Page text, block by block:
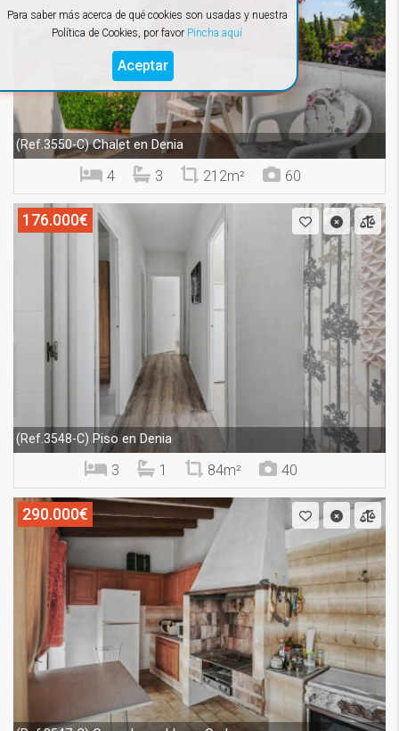
Para saber más acerca de qué cookies son usadas y nuestra
Política de Cookies, por favor Pincha aquí
Aceptar
(Ref.3550-C)Chalet en Denia
4 3 212m² 60
176.000€
(Ref.3548-C) Piso en Denia
3 1 84m² 40
290.000€